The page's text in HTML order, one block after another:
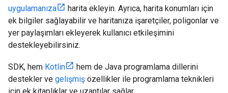
uygulamanıza
harita ekleyin. Ayrıca, harita konumları için
ek bilgiler sağlayabilir ve haritanıza işaretçiler, poligonlar ve
yer paylaşımları ekleyerek kullanıcı etkileşimini
destekleyebilirsiniz.
SDK, hem Kotlin
hem de Java programlama dillerini
destekler ve gelişmiş özellikler ile programlama teknikleri